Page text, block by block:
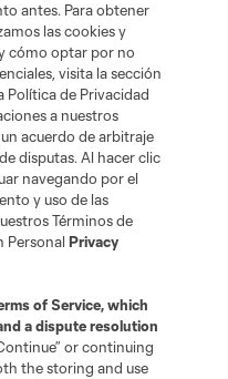
antes. Para obtener
las cookies y
cómo optar por no
visita la sección
Política de Privacidad
a nuestros
acuerdo de arbitraje
disputas. Al hacer clic
navegando por el
y uso de las
Términos de
PersonalPrivacy
of Service, which
a dispute resolution
or continuing
the storing and use